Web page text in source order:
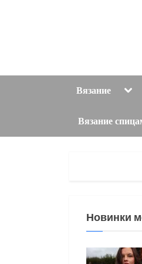
Вязание
Вязание
Новинки